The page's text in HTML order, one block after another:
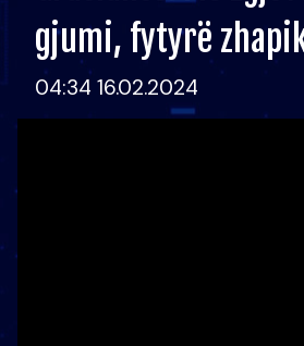
gjumi, fytyrë
04:34 16.02.2024